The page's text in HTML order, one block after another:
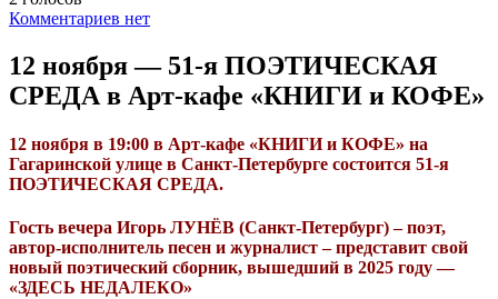
Комментариев нет
12 ноября — 51-я ПОЭТИЧЕСКАЯ
СРЕДА в Арт-кафе «КНИГИ и КОФЕ»
12 ноября в 19:00 в Арт-кафе «КНИГИ и КОФЕ» на
Гагаринской улице в Санкт-Петербурге состоится 51-я
ПОЭТИЧЕСКАЯ СРЕДА.
Гость вечера Игорь ЛУНЁВ (Санкт-Петербург) – поэт,
автор-исполнитель песен и журналист – представит свой
новый поэтический сборник, вышедший в 2025 году —
«ЗДЕСЬ НЕДАЛЕКО»